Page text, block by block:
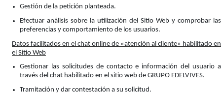
Gestión de la petición planteada.
Efectuar análisis sobre la utilización del Sitio Web y comprobar las
preferencias y comportamiento de los usuarios.
Datos facilitados en el chat online de «atención al cliente» habilitado en
el Sitio Web
Gestionar las solicitudes de contacto e información del usuario a
través del chat habilitado en el sitio web de GRUPO EDELVIVES.
Tramitación y dar contestación a su solicitud.